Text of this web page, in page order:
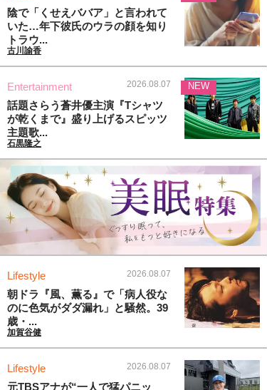
陰で「くせえババア」と言われて
いた…年下彼氏のウラの顔を知り
トラウ...
古川諭香
Entertainment 2026.08.07
話題さらう蒼井優主演『Tシャツ
が乾くまで』盛り上げるスピッツ
主題歌...
石黒隆之
NEW
Lifestyle 2026.08.07
朝ドラ『風、薫る』で「病人役な
のに色気がダダ漏れ」と騒然。39
歳・...
加賀谷健
Lifestyle 2026.08.07
元TBSアナが“一人で猛パニッ